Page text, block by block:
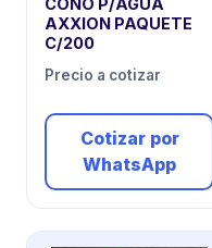
CONO P/AGUA
AXXION PAQUETE
C/200
Precio a cotizar
Cotizar por
WhatsApp